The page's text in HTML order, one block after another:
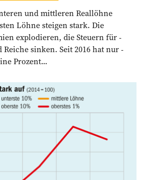
und mittleren ­Reallöhne
Löhne steigen stark. Die
explodieren, die Steuern für
Reiche ­sinken. Seit 2016 hat nur
Prozent...